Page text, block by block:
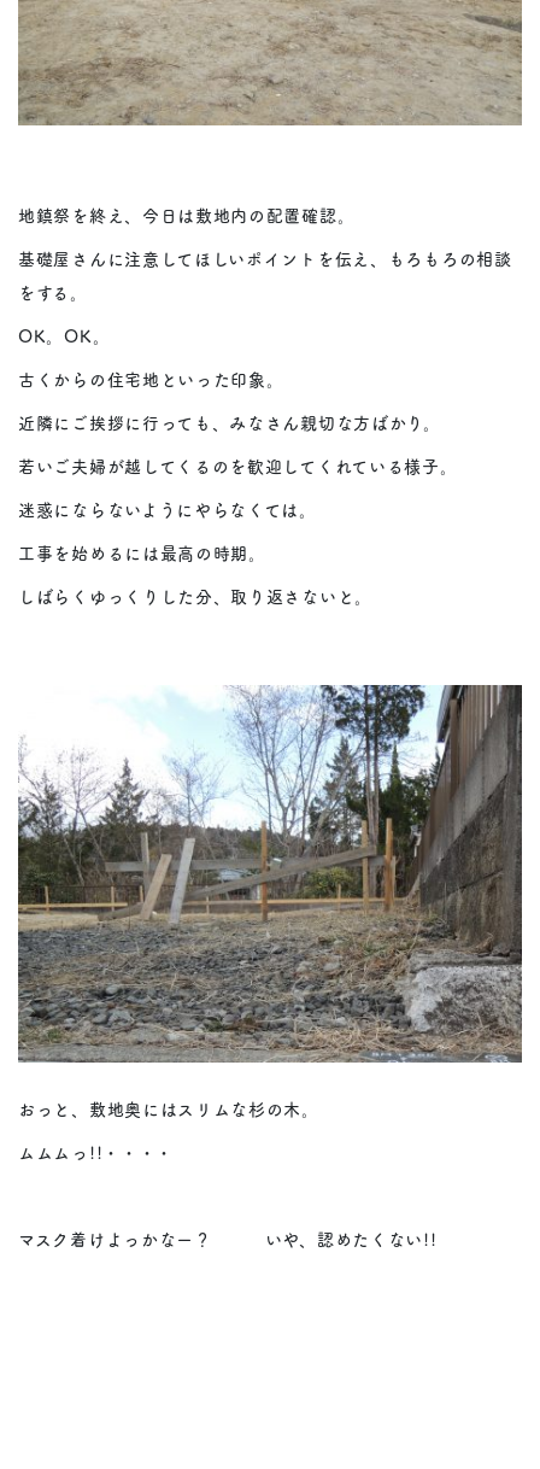
地鎮祭を終え、今日は敷地内の配置確認。
基礎屋さんに注意してほしいポイントを伝え、もろもろの相談
をする。
OK。OK。
古くからの住宅地といった印象。
近隣にご挨拶に行っても、みなさん親切な方ばかり。
若いご夫婦が越してくるのを歓迎してくれている様子。
迷惑にならないようにやらなくては。
工事を始めるには最高の時期。
しばらくゆっくりした分、取り返さないと。
おっと、敷地奥にはスリムな杉の木。
ムムムっ!!・・・・
マスク着けよっかなー？ いや、認めたくない!!